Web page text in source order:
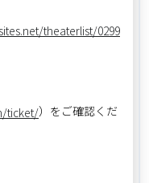
theaterlist/0299
ticket/）をご確認くだ